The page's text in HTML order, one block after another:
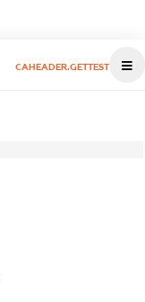
CAHEADER.GETTEST